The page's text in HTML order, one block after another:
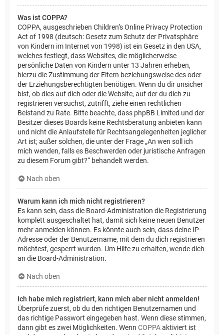
Was ist COPPA?
COPPA, ausgeschrieben Children’s Online Privacy Protection
Act of 1998 (deutsch: Gesetz zum Schutz der Privatsphäre
von Kindern im Internet von 1998) ist ein Gesetz in den USA,
welches festlegt, dass Websites, die möglicherweise
persönliche Daten von Kindern unter 13 Jahren erheben,
hierzu die Zustimmung der Eltern beziehungsweise des oder
der Erziehungsberechtigten benötigen. Wenn du dir unsicher
bist, ob dies auf dich oder die Website, auf der du dich zu
registrieren versuchst, zutrifft, ziehe einen rechtlichen
Beistand zu Rate. Bitte beachte, dass phpBB Limited und der
Besitzer dieses Boards keine Rechtsberatung anbieten kann
und nicht die Anlaufstelle für Rechtsangelegenheiten jeglicher
Art ist; außer solchen, die unter der Frage „An wen soll ich
mich wenden, falls es Beschwerden oder juristische Anfragen
zu diesem Forum gibt?“ behandelt werden.
Nach oben
Warum kann ich mich nicht registrieren?
Es kann sein, dass die Board-Administration die Registrierung
komplett ausgeschaltet hat, damit sich keine neuen Benutzer
mehr anmelden können. Es könnte auch sein, dass deine IP-
Adresse oder der Benutzername, mit dem du dich registrieren
möchtest, gesperrt wurden. Um Hilfe zu erhalten, wende dich
an die Board-Administration.
Nach oben
Ich habe mich registriert, kann mich aber nicht anmelden!
Überprüfe zuerst, ob du den richtigen Benutzernamen und
das richtige Passwort eingegeben hast. Wenn diese stimmen,
dann gibt es zwei Möglichkeiten. Wenn COPPAaktiviert ist